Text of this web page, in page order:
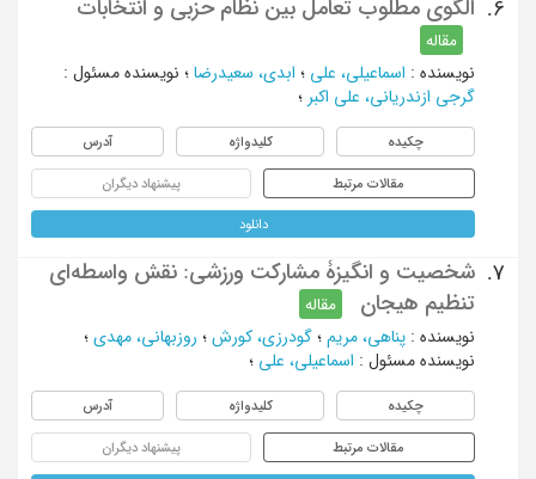
6. الگوی مطلوب تعامل بین نظام حزبی و انتخابات
مقاله
نویسنده : اسماعیلی، علی ؛ ابدی، سعیدرضا ؛ نویسنده مسئول :
گرجی ازندریانی، علی اکبر ؛
چکیده کلیدواژه آدرس
مقالات مرتبط پیشنهاد دیگران
دانلود
7.
شخصیت و انگیزۀ مشارکت ورزشی: نقش واسطه‌ای
تنظیم هیجان
مقاله
نویسنده : پناهی، مریم ؛ گودرزی، کورش ؛ روزبهانی، مهدی ؛
نویسنده مسئول : اسماعیلی، علی ؛
چکیده کلیدواژه آدرس
مقالات مرتبط پیشنهاد دیگران